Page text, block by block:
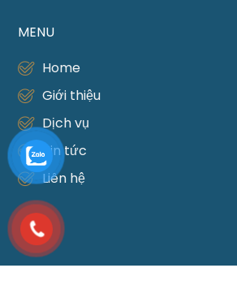
MENU
Home
Giới thiệu
Dịch vụ
Tin tức
Liên hệ